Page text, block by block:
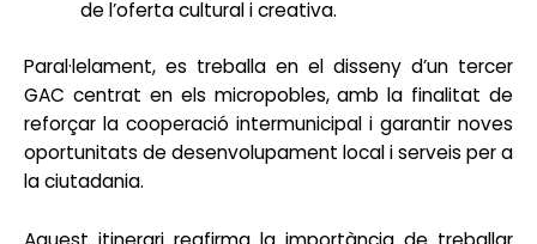
de l’oferta cultural i creativa.
Paral·lelament, es treballa en el disseny d’un tercer
GAC centrat en els micropobles, amb la finalitat de
reforçar la cooperació intermunicipal i garantir noves
oportunitats de desenvolupament local i serveis per a
la ciutadania.